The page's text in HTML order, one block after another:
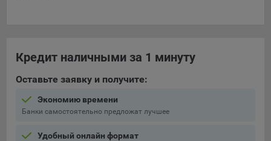
Кредит наличными за 1 минуту
Оставьте заявку и получите:
Экономию времени
Банки самостоятельно предложат лучшее
Удобный онлайн формат